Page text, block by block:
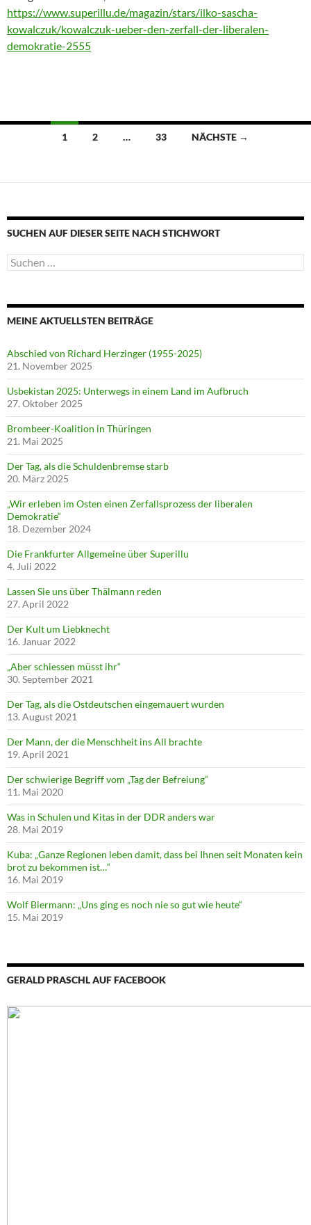
https://www.superillu.de/magazin/stars/ilko-sascha-
kowalczuk/kowalczuk-ueber-den-zerfall-der-liberalen-
demokratie-2555
Beitragsnavigation
1 2 … 33 NÄCHSTE →
SUCHEN AUF DIESER SEITE NACH STICHWORT
Suche
nach:
MEINE AKTUELLSTEN BEITRÄGE
Abschied von Richard Herzinger (1955-2025)
21. November 2025
Usbekistan 2025: Unterwegs in einem Land im Aufbruch
27. Oktober 2025
Brombeer-Koalition in Thüringen
21. Mai 2025
Der Tag, als die Schuldenbremse starb
20. März 2025
„Wir erleben im Osten einen Zerfallsprozess der liberalen
Demokratie“
18. Dezember 2024
Die Frankfurter Allgemeine über Superillu
4. Juli 2022
Lassen Sie uns über Thälmann reden
27. April 2022
Der Kult um Liebknecht
16. Januar 2022
„Aber schiessen müsst ihr“
30. September 2021
Der Tag, als die Ostdeutschen eingemauert wurden
13. August 2021
Der Mann, der die Menschheit ins All brachte
19. April 2021
Der schwierige Begriff vom „Tag der Befreiung“
11. Mai 2020
Was in Schulen und Kitas in der DDR anders war
28. Mai 2019
Kuba: „Ganze Regionen leben damit, dass bei Ihnen seit Monaten kein
brot zu bekommen ist…“
16. Mai 2019
Wolf Biermann: „Uns ging es noch nie so gut wie heute“
15. Mai 2019
GERALD PRASCHL AUF FACEBOOK